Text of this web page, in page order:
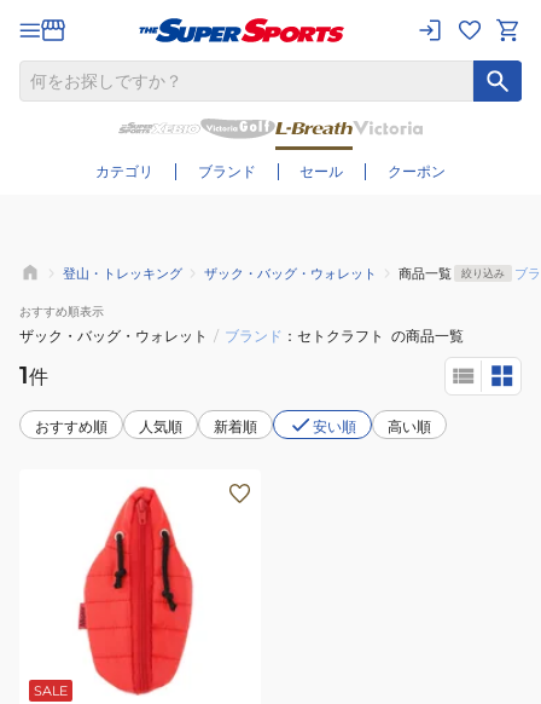
カテゴリ ブランド セール クーポン
さらに絞り込む
登山・トレッキング ザック・バッグ・ウォレット 商品一覧 絞り込み ブ
おすすめ順表示
ザック・バッグ・ウォレット / ブランド セトクラフト の商品一覧
1件
おすすめ順 人気順 新着順 安い順 高い順
リSALE
ッ
ル
ー